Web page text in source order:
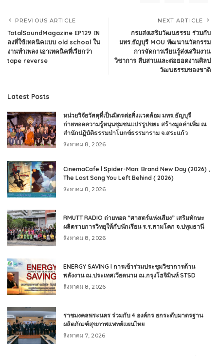
PREVIOUS ARTICLE
TotalSoundMagazine EP129 เพ
ลงที่ใข้เทคนิคแบบ old school ใน
งานทำเพลง เอาเทคนิคที่เรียกว่า
tape reverse
NEXT ARTICLE
กรมส่งเสริมวัฒนธรรม ร่วมกับ
มทร.ธัญบุรี MOU พัฒนานวัตกรรม
การจัดการเรียนรู้ส่งเสริมงาน
วิชาการ สืบสานและต่อยอดงานศิลป
วัฒนธรรมของชาติ
Latest Posts
หน่วยวิจัยวัสดุที่เป็นมิตรต่อสิ่งแวดล้อม มทร.ธัญบุรี
ถ่ายทอดความรู้หนุนชุมชนแปรรูปขยะ สร้างมูลค่าเพิ่ม ณ
สำนักปฏิบัติธรรมป่าโมกข์ธรรมาราม จ.สระแก้ว
สิงหาคม 8, 2026
CinemaCafe l Spider-Man: Brand New Day (2026) ,
The Last Song You Left Behind ( 2026)
สิงหาคม 8, 2026
RMUTT RADIO ถ่ายทอด “ศาสตร์แห่งเสียง” เสริมทักษะ
ผลิตรายการวิทยุให้กับนักเรียน ร.ร.สามโคก จ.ปทุมธานี
สิงหาคม 8, 2026
ENERGY SAVING l การเข้าร่วมประชุมวิชาการด้าน
พลังงาน ณ.ประเทศเวียดนาม ณ.กรุงโฮจิมินห์ STSD
สิงหาคม 8, 2026
ราชมงคลพระนคร ร่วมกับ 4 องค์กร ยกระดับมาตรฐาน
ผลิตภัณฑ์สุขภาพแพทย์แผนไทย
สิงหาคม 7, 2026